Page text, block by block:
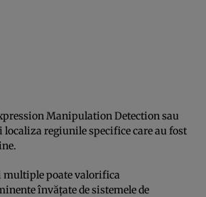
Manipulation Detection sau
localiza regiunile specifice care au fost
multiple poate valorifica
învățate de sistemele de